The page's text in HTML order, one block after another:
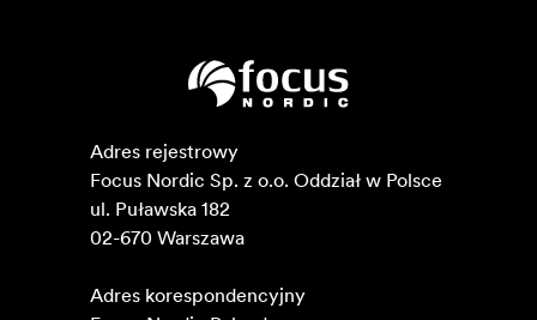
Adres rejestrowy
Focus Nordic Sp. z o.o. Oddział w Polsce
ul. Puławska 182
02-670 Warszawa
Adres korespondencyjny